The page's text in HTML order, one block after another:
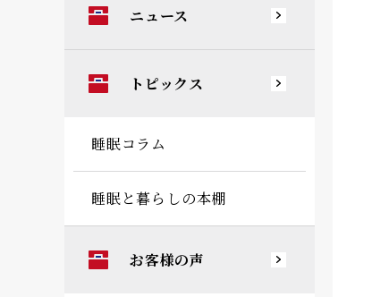
ニュース
トピックス
睡眠コラム
睡眠と暮らしの本棚
お客様の声